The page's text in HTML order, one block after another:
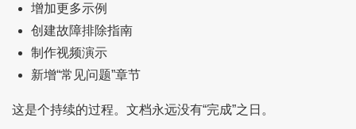
增加更多示例
创建故障排除指南
制作视频演示
新增“常见问题”章节
这是个持续的过程。文档永远没有“完成”之日。